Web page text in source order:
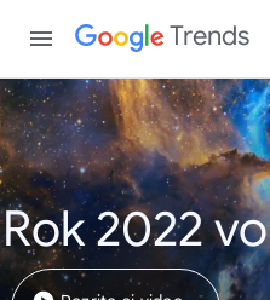
Trends
Rok 2022